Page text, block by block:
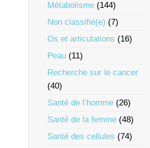
Métabolisme (144)
Non classifié(e) (7)
Os et articulations (16)
Peau (11)
Recherche sur le cancer
(40)
Santé de l’homme (26)
Santé de la femme (48)
Santé des cellules (74)